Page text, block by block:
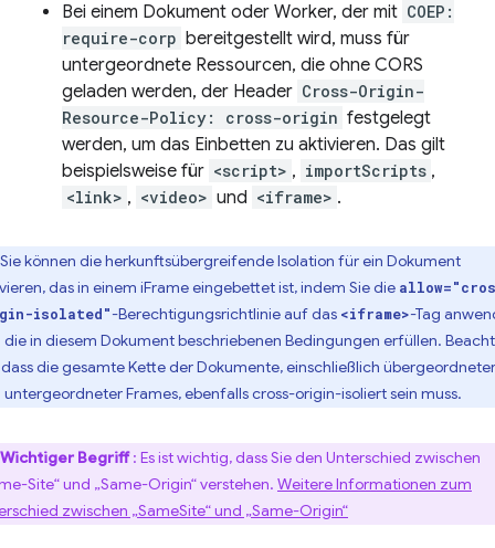
Bei einem Dokument oder Worker, der mit COEP:
require-corp bereitgestellt wird, muss für
untergeordnete Ressourcen, die ohne CORS
geladen werden, der Header Cross-Origin-
Resource-Policy: cross-origin festgelegt
werden, um das Einbetten zu aktivieren. Das gilt
beispielsweise für <script> , importScripts ,
<link> , <video> und <iframe> .
Sie können die herkunftsübergreifende Isolation für ein Dokument
das in einem iFrame eingebettet ist, indem Sie die
isolated"-Berechtigungsrichtlinie auf das <iframe>-Tag
die in diesem Dokument beschriebenen Bedingungen erfüllen.
dass die gesamte Kette der Dokumente, einschließlich übergeordneter
untergeordneter Frames, ebenfalls cross-origin-isoliert sein muss.
Wichtiger Begriff: Es ist wichtig, dass Sie den Unterschied zwischen
Site“ und „Same-Origin“ verstehen. Weitere Informationen zum
zwischen „SameSite“ und „Same-Origin“